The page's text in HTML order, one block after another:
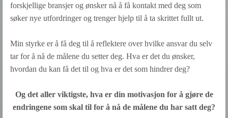
forskjellige bransjer og ønsker nå å få kontakt med deg som
søker nye utfordringer og trenger hjelp til å ta skrittet fullt ut.
Min styrke er å få deg til å reflektere over hvilke ansvar du selv
tar for å nå de målene du setter deg. Hva er det du ønsker,
hvordan du kan få det til og hva er det som hindrer deg?
Og det aller viktigste, hva er din motivasjon for å gjøre de
endringene som skal til for å nå de målene du har satt deg?